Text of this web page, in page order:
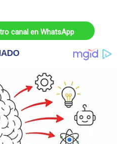
canal en WhatsApp